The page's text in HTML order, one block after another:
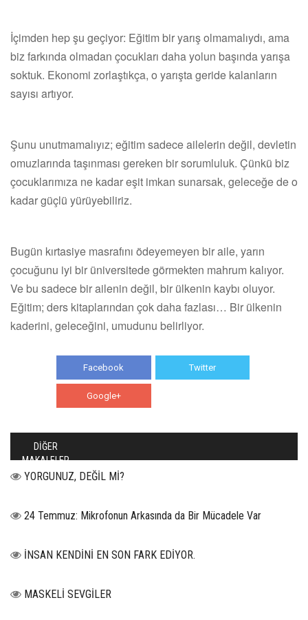
İçimden hep şu geçiyor: Eğitim bir yarış olmamalıydı, ama
biz farkında olmadan çocukları daha yolun başında yarışa
soktuk. Ekonomi zorlaştıkça, o yarışta geride kalanların
sayısı artıyor.
Şunu unutmamalıyız; eğitim sadece ailelerin değil, devletin
omuzlarında taşınması gereken bir sorumluluk. Çünkü biz
çocuklarımıza ne kadar eşit imkan sunarsak, geleceğe de o
kadar güçlü yürüyebiliriz.
Bugün kırtasiye masrafını ödeyemeyen bir aile, yarın
çocuğunu iyi bir üniversitede görmekten mahrum kalıyor.
Ve bu sadece bir ailenin değil, bir ülkenin kaybı oluyor.
Eğitim; ders kitaplarından çok daha fazlası… Bir ülkenin
kaderini, geleceğini, umudunu belirliyor.
Facebook Twitter
Google+
DİĞER
MAKALELER
YORGUNUZ, DEĞİL Mİ?
24 Temmuz: Mikrofonun Arkasında da Bir Mücadele Var
İNSAN KENDİNİ EN SON FARK EDİYOR.
MASKELİ SEVGİLER